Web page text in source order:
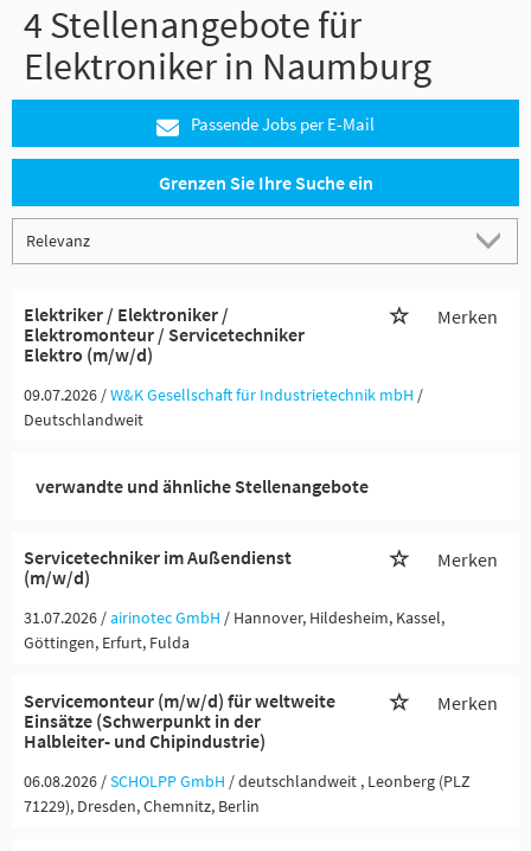
4 Stellenangebote für
Elektroniker in Naumburg
Passende Jobs per E-Mail
Grenzen Sie Ihre Suche ein
Elektriker / Elektroniker /
Elektromonteur / Servicetechniker
Elektro (m/w/d)
Merken
09.07.2026 /W&K Gesellschaft für Industrietechnik mbH /
Deutschlandweit
verwandte und ähnliche Stellenangebote
Servicetechniker im Außendienst
(m/w/d)
Merken
31.07.2026 /airinotec GmbH / Hannover, Hildesheim, Kassel,
Göttingen, Erfurt, Fulda
Servicemonteur (m/w/d) für weltweite
Einsätze (Schwerpunkt in der
Halbleiter- und Chipindustrie)
Merken
06.08.2026 /SCHOLPP GmbH / deutschlandweit , Leonberg (PLZ
71229), Dresden, Chemnitz, Berlin